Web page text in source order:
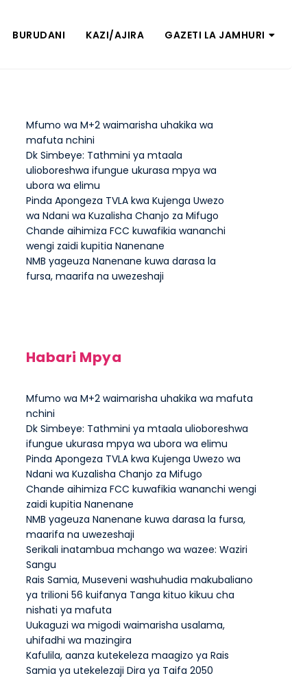
BURUDANI KAZI/AJIRA GAZETI LA JAMHURI
Mfumo wa M+2 waimarisha uhakika wa
mafuta nchini
Dk Simbeye: Tathmini ya mtaala
ulioboreshwa ifungue ukurasa mpya wa
ubora wa elimu
Pinda Apongeza TVLA kwa Kujenga Uwezo
wa Ndani wa Kuzalisha Chanjo za Mifugo
Chande aihimiza FCC kuwafikia wananchi
wengi zaidi kupitia Nanenane
NMB yageuza Nanenane kuwa darasa la
fursa, maarifa na uwezeshaji
Habari Mpya
Mfumo wa M+2 waimarisha uhakika wa mafuta
nchini
Dk Simbeye: Tathmini ya mtaala ulioboreshwa
ifungue ukurasa mpya wa ubora wa elimu
Pinda Apongeza TVLA kwa Kujenga Uwezo wa
Ndani wa Kuzalisha Chanjo za Mifugo
Chande aihimiza FCC kuwafikia wananchi wengi
zaidi kupitia Nanenane
NMB yageuza Nanenane kuwa darasa la fursa,
maarifa na uwezeshaji
Serikali inatambua mchango wa wazee: Waziri
Sangu
Rais Samia, Museveni washuhudia makubaliano
ya trilioni 56 kuifanya Tanga kituo kikuu cha
nishati ya mafuta
Uukaguzi wa migodi waimarisha usalama,
uhifadhi wa mazingira
Kafulila, aanza kutekeleza maagizo ya Rais
Samia ya utekelezaji Dira ya Taifa 2050